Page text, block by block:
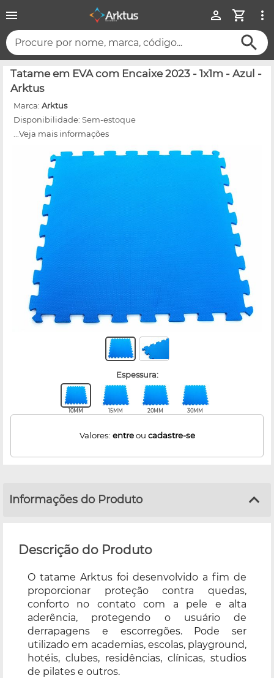
Procure por nome, marca, código...
Tatame em EVA com Encaixe 2023 - 1x1m - Azul -
Arktus
Marca: Arktus
Disponibilidade: Sem-estoque
...Veja mais informações
espessura:
10MM 15MM 20MM 30MM
Valores: entreou cadastre-se
Informações do Produto
Descrição do Produto
O tatame Arktus foi desenvolvido a fim de
proporcionar proteção contra quedas,
conforto no contato com a pele e alta
aderência, protegendo o usuário de
derrapagens e escorregões. Pode ser
utilizado em academias, escolas, playground,
hotéis, clubes, residências, clínicas, studios
de pilates e outros.